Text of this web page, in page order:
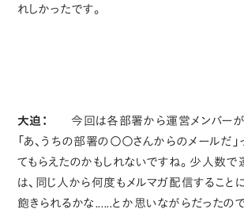
れしかったです。
大迫：
今回は各部署から運営メンバー
「あ、うちの部署の〇〇さんからのメールだ
てもらえたのかもしれないですね。少人数
は、同じ人から何度もメルマガ配信すること
飽きられるかな......とか思いながらだったので